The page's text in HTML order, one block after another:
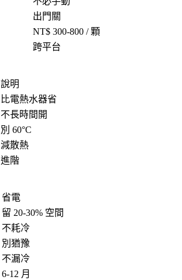
出門關
NT$ 300-800 / 顆
跨平台
說明
比電熱水器省
不長時間開
別 60°C
減散熱
進階
省電
留 20-30% 空間
不耗冷
別猶豫
不漏冷
6-12 月